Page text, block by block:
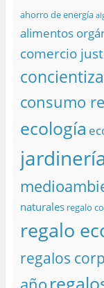
ahorro de energía
alimentos
comercio
consumo
ecología
naturales regalo
regalo
regalos